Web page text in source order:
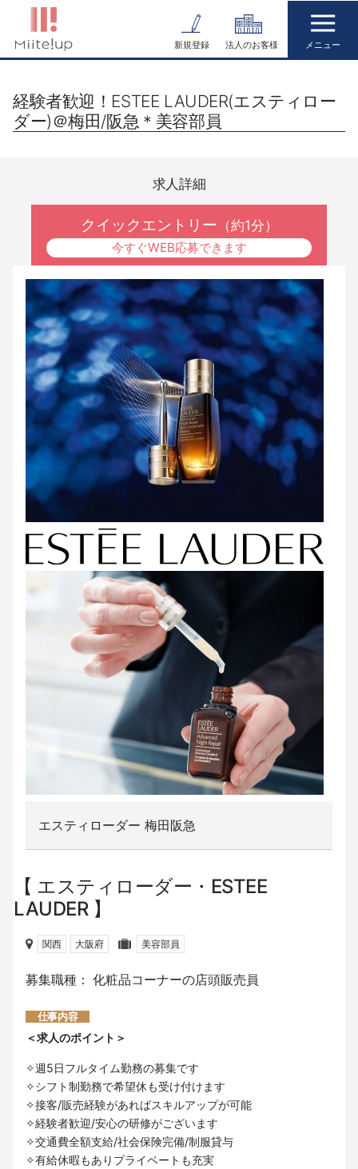
テ
新規登録 法人のお客様
経験者歓迎！ESTEE LAUDER(エスティロー
ダー)＠梅田/阪急＊美容部員
求人詳細
クイックエントリー （約1分）
今すぐWEB応募できます
エスティローダー 梅田阪急
エスティローダー・ESTEE
LAUDER
関西 大阪府 美容部員
募集職種： 化粧品コーナーの店頭販売員
仕事内容
＜求人のポイント＞
✧週5日フルタイム勤務の募集です
✧シフト制勤務で希望休も受け付けます
✧接客/販売経験があればスキルアップが可能
✧経験者歓迎/安心の研修がございます
✧交通費全額支給/社会保険完備/制服貸与
✧有給休暇もありプライベートも充実